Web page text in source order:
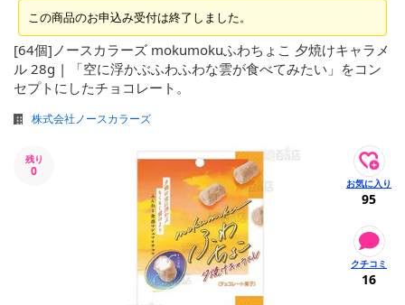
この商品のお申込み受付は終了しました。
[64個]ノースカラーズ mokumokuふわちょこ 夕焼けキャラメ
ル 28g | 「空に浮かぶふわふわな雲が食べてみたい」をコン
セプトにしたチョコレート。
株式会社ノースカラーズ
残り
0
95
16